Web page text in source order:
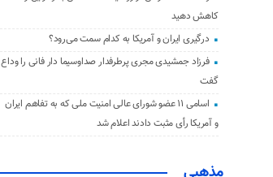
کاهش دهید
درگیری ایران و آمریکا به کدام سمت می‌رود؟
فرزاد جمشیدی مجری پرطرفدار صداوسیما دار فانی را وداع
گفت
اسامی ۱۱ عضو شورای عالی امنیت ملی که به تفاهم ایران
و آمریکا رأی مثبت دادند اعلام شد
مذهبی